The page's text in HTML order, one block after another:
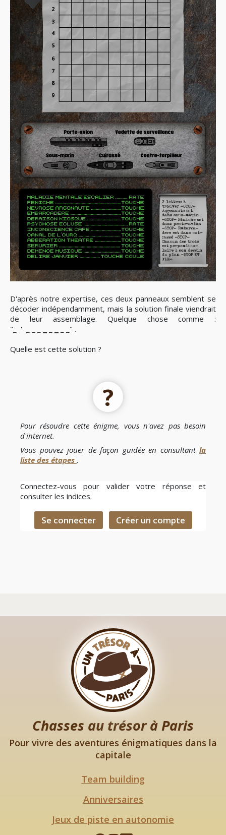
D'après notre expertise, ces deux panneaux semblent se
décoder indépendamment, mais la solution finale viendrait
de leur assemblage. Quelque chose comme :
"_
' _ _" .
Quelle est cette solution ?
?
Pour résoudre cette énigme, vous n'avez pas besoin
d'internet.
Vous pouvez jouer de façon guidéeen consultant la
liste des étapes .
Connectez-vous pour valider votre réponse et
consulter les indices.
Se connecter Créer un compte
Chasses au trésor à Paris
Pour vivre des aventures énigmatiques dans la
capitale
Team building
Anniversaires
Jeux de piste en autonomie